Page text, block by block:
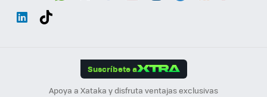
Suscríbete a
Apoya a Xataka y disfruta ventajas exclusivas